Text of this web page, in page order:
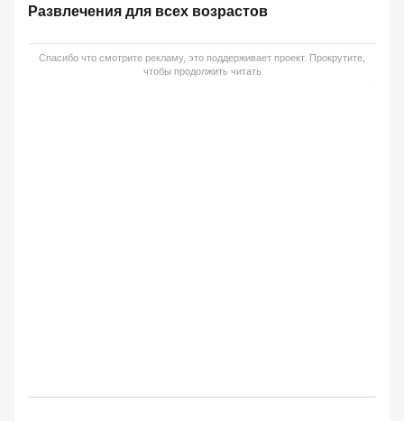
Развлечения для всех возрастов
Спасибо что смотрите рекламу, это поддерживает проект. Прокрутите,
чтобы продолжить читать